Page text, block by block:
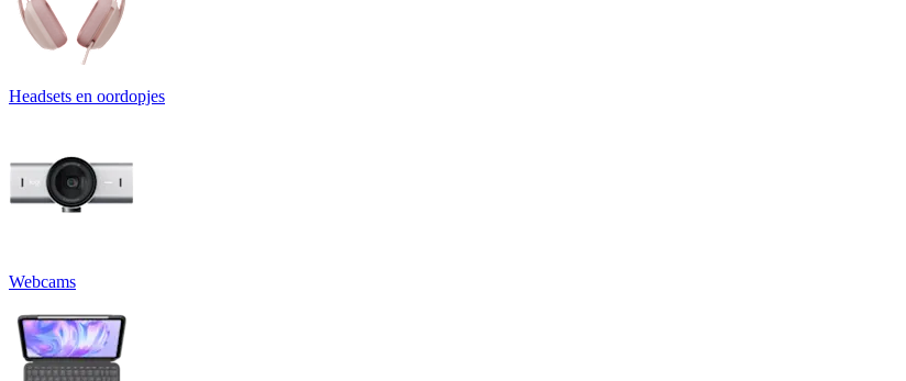
Headsets en oordopjes
Webcams